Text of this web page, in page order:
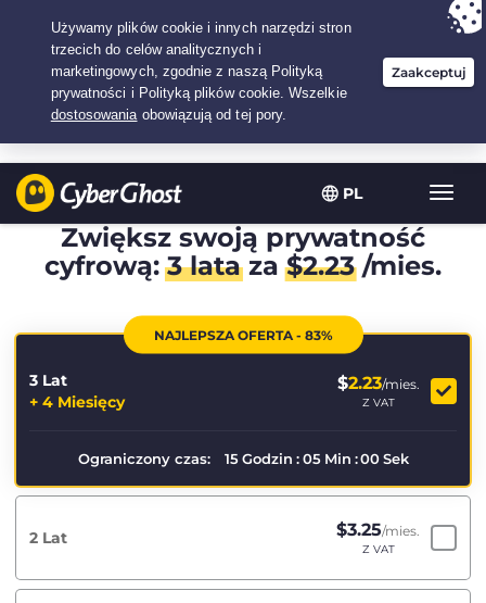
PL
Twój wybór:Najlepsza umowana3.3333333333333-lat w$
/miesiąc
Zwiększ swoją prywatność
cyfrową:3 lataza$2.23/mies.
NAJLEPSZA OFERTA - 83%
3 Lat
+ 4 Miesięcy
$2.23/mies.
Z VAT
Ograniczony czas: 15 Godzin : 05 Min :00 Sek
2 Lat $3.25/mies.
Z VAT